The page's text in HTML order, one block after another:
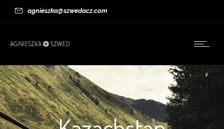
agnieszka@szwedacz.com